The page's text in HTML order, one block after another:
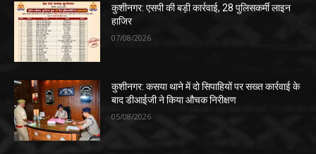
कुशीनगर: एसपी की बड़ी कार्रवाई, 28 पुलिसकर्मी लाइन
हाजिर
07/08/2026
कुशीनगर: कसया थाने में दो सिपाहियों पर सख्त कार्रवाई के
बाद डीआईजी ने किया औचक निरीक्षण
05/08/2026